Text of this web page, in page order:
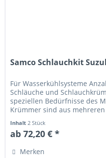
Samco Schlauchkit
Für Wasserkühlsysteme
Schläuche und
speziellen Bedürfnisse des
Krümmer sind aus
Inhalt 2 Stück
ab 72,20 € *
Merken